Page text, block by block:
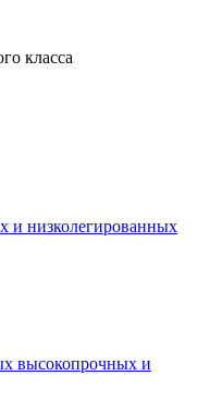
класса
и низколегированных
высокопрочных и